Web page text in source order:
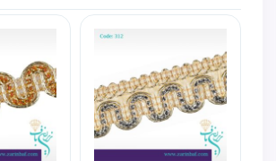
رنگ
ثابت
بافت
نرم و منعطف
قوانین دیدگاه
از ارسال دیدگاه های توهین آمیز پرهیز کنید